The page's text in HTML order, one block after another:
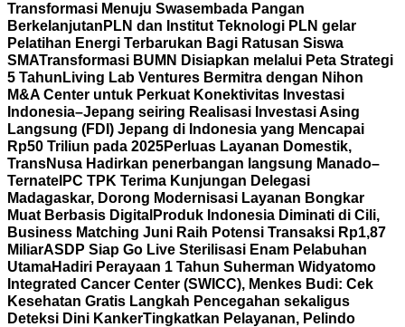
Transformasi Menuju Swasembada Pangan
Berkelanjutan PLN dan Institut Teknologi PLN gelar
Pelatihan Energi Terbarukan Bagi Ratusan Siswa
SMATransformasi BUMN Disiapkan melalui Peta Strategi
5 Tahun Living Lab Ventures Bermitra dengan Nihon
M&A Center untuk Perkuat Konektivitas Investasi
Indonesia–Jepang seiring Realisasi Investasi Asing
Langsung (FDI) Jepang di Indonesia yang Mencapai
Rp50 Triliun pada 2025Perluas Layanan Domestik,
TransNusa Hadirkan penerbangan langsung Manado–
Ternate IPC TPK Terima Kunjungan Delegasi
Madagaskar, Dorong Modernisasi Layanan Bongkar
Muat Berbasis Digital Produk Indonesia Diminati di Cili,
Business Matching Juni Raih Potensi Transaksi Rp1,87
MiliarASDP Siap Go Live Sterilisasi Enam Pelabuhan
UtamaHadiri Perayaan 1 Tahun Suherman Widyatomo
Integrated Cancer Center (SWICC), Menkes Budi: Cek
Kesehatan Gratis Langkah Pencegahan sekaligus
Deteksi Dini KankerTingkatkan Pelayanan, Pelindo